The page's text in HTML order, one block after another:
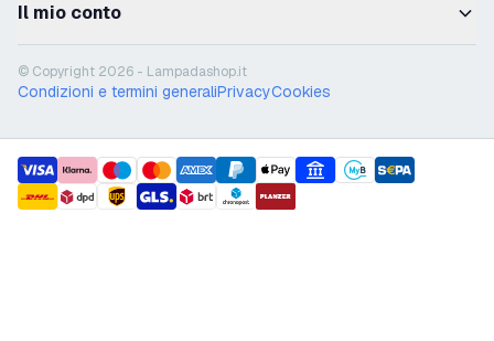
Il mio conto
© Copyright 2026 - Lampadashop.it
Condizioni e termini generaliPrivacyCookies
payment methods
shipment methods